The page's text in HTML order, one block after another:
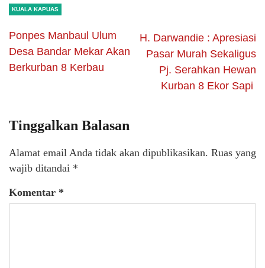
KUALA KAPUAS
Ponpes Manbaul Ulum
Desa Bandar Mekar Akan
Berkurban 8 Kerbau
H. Darwandie : Apresiasi
Pasar Murah Sekaligus
Pj. Serahkan Hewan
Kurban 8 Ekor Sapi
Tinggalkan Balasan
Alamat email Anda tidak akan dipublikasikan. Ruas yang
wajib ditandai *
Komentar *